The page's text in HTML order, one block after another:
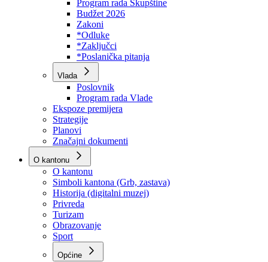
Skupština
Poslovnik
Program rada Skupštine
Budžet 2026
Zakoni
*Odluke
*Zaključci
*Poslanička pitanja
Vlada
Poslovnik
Program rada Vlade
Ekspoze premijera
Strategije
Planovi
Značajni dokumenti
O kantonu
O kantonu
Simboli kantona (Grb, zastava)
Historija (digitalni muzej)
Privreda
Turizam
Obrazovanje